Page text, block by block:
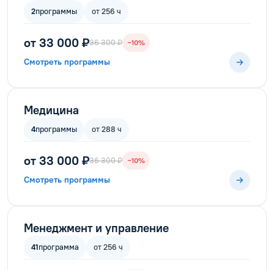
2программы от 256 ч
от 33 000 ₽36 300 ₽ −10%
Смотреть программы
Медицина
4программы от 288 ч
от 33 000 ₽36 300 ₽ −10%
Смотреть программы
Менеджмент и управление
41программа от 256 ч